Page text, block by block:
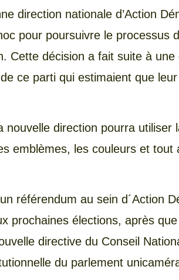
direction nationale d’Action
pour poursuivre le processus
Cette décision a fait suite à
ce parti qui estimaient que
nouvelle direction pourra utiliser
emblèmes, les couleurs et tout
référendum au sein d´Action
prochaines élections, après que
directive du Conseil
du parlement